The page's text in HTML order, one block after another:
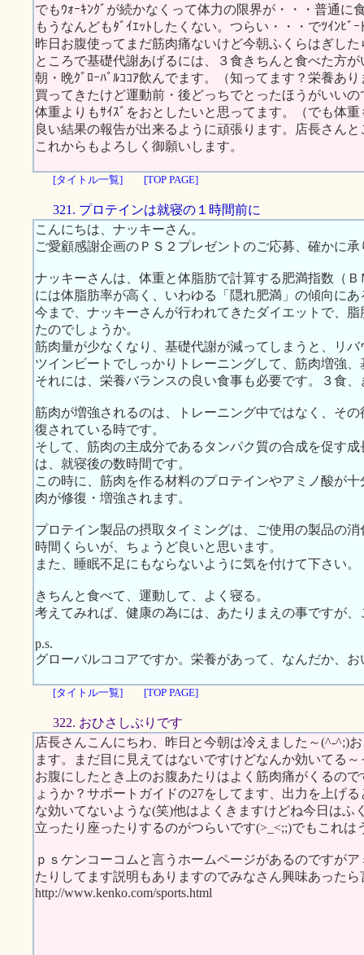
でもｳｫｰｷﾝｸﾞが続かなくって体力の限界が・・・普通に
もうなんどもﾀﾞｲｴｯﾄしたくない。つらい・・・でﾂｲﾝﾋﾞ
昨日お腹使ってまだ筋肉痛ないけど今朝ふくらはぎし
ところで基礎代謝あげるには、３食きちんと食べた方
朝・晩ｸﾞﾛｰﾊﾞﾙｺｺｱ飲んでます。（知ってます？栄養あ
買ってきたけど運動前・後どっちでとったほうがいいの
体重よりもｻｲｽﾞをおとしたいと思ってます。（でも体
良い結果の報告が出来るように頑張ります。店長さん
これからもよろしく御願いします。
[タイトル一覧] [TOP PAGE]
321. プロテインは就寝の１時間前に
こんにちは、ナッキーさん。
ご愛顧感謝企画のＰＳ２プレゼントのご応募、確かに
ナッキーさんは、体重と体脂肪で計算する肥満指数（
には体脂肪率が高く、いわゆる「隠れ肥満」の傾向に
今まで、ナッキーさんが行われてきたダイエットで、
たのでしょうか。
筋肉量が少なくなり、基礎代謝が減ってしまうと、リ
ツインビートでしっかりトレーニングして、筋肉増強
それには、栄養バランスの良い食事も必要です。３食
筋肉が増強されるのは、トレーニング中ではなく、そ
復されている時です。
そして、筋肉の主成分であるタンパク質の合成を促す
は、就寝後の数時間です。
この時に、筋肉を作る材料のプロテインやアミノ酸が
肉が修復・増強されます。
プロテイン製品の摂取タイミングは、ご使用の製品の
時間くらいが、ちょうど良いと思います。
また、睡眠不足にもならないように気を付けて下さい。
きちんと食べて、運動して、よく寝る。
考えてみれば、健康の為には、あたりまえの事ですが
p.s.
グローバルココアですか。栄養があって、なんだか、
[タイトル一覧] [TOP PAGE]
322. おひさしぶりです
店長さんこんにちわ、昨日と今朝は冷えました～(^-^;)
ます。まだ目に見えてはないですけどなんか効いてる
お腹にしたとき上のお腹あたりはよく筋肉痛がくるの
ょうか？サポートガイドの27をしてます、出力を上げ
な効いてないような(笑)他はよくきますけどね今日はふ
立ったり座ったりするのがつらいです(>_<;;)でもこれ
ｐｓケンコーコムと言うホームページがあるのですが
たりしてます説明もありますのでみなさん興味あった
http://www.kenko.com/sports.html